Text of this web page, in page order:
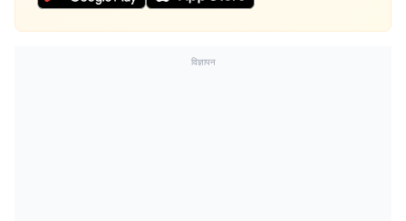
विज्ञापन